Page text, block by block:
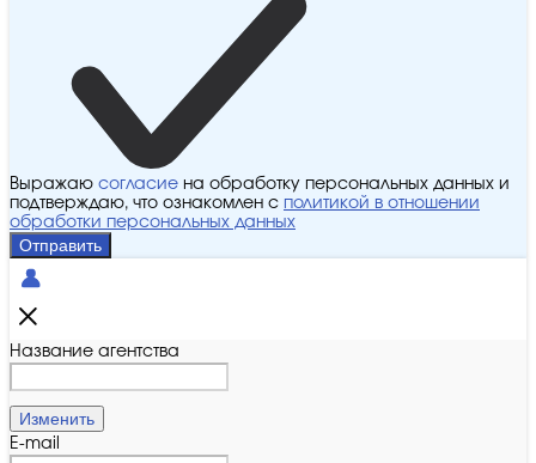
Выражаю согласие на обработку персональных данных и
подтверждаю, что ознакомлен с политикой в отношении
обработки персональных данных
Отправить
Название агентства
Изменить
E-mail